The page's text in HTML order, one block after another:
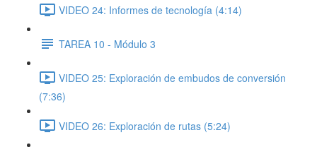
VIDEO 24: Informes de tecnología (4:14)
TAREA 10 - Módulo 3
VIDEO 25: Exploración de embudos de conversión
(7:36)
VIDEO 26: Exploración de rutas (5:24)